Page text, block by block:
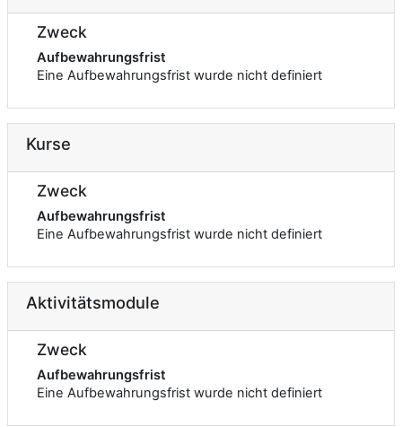
Zweck
Aufbewahrungsfrist
Eine Aufbewahrungsfrist wurde nicht definiert
Kurse
Zweck
Aufbewahrungsfrist
Eine Aufbewahrungsfrist wurde nicht definiert
Aktivitätsmodule
Zweck
Aufbewahrungsfrist
Eine Aufbewahrungsfrist wurde nicht definiert